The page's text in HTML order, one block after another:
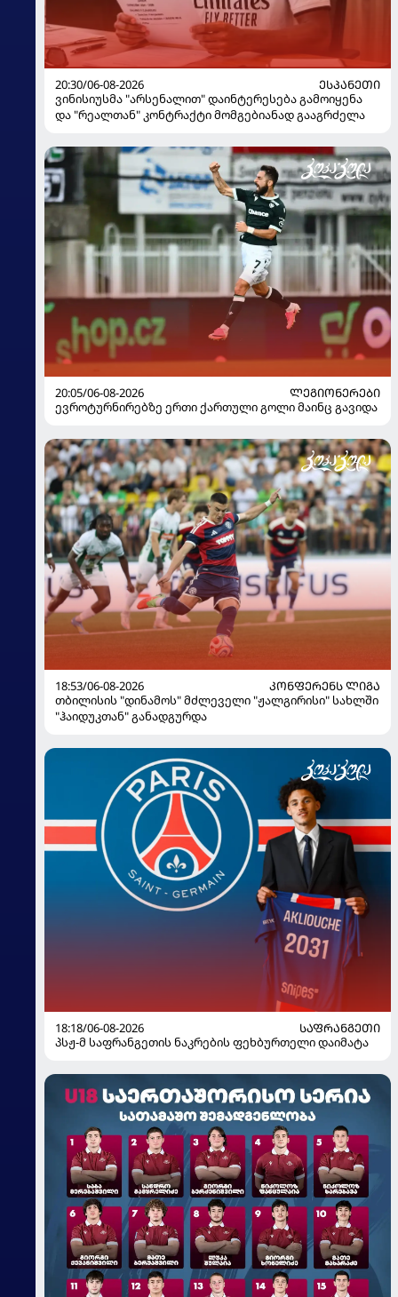
20:30/06-08-2026
ᲔᲡᲞᲐᲜᲔᲗᲘ
ვინისიუსმა "არსენალით" დაინტერესება გამოიყენა
და "რეალთან" კონტრაქტი მომგებიანად გააგრძელა
20:05/06-08-2026
ᲚᲔᲒᲘᲝᲜᲔᲠᲔᲑᲘ
ევროტურნირებზე ერთი ქართული გოლი მაინც გავიდა
18:53/06-08-2026
ᲙᲝᲜᲤᲔᲠᲔᲜᲡ ᲚᲘᲒᲐ
თბილისის "დინამოს" მძლეველი "ჟალგირისი" სახლში
"ჰაიდუკთან" განადგურდა
18:18/06-08-2026
ᲡᲐᲤᲠᲐᲜᲒᲔᲗᲘ
პსჟ-მ საფრანგეთის ნაკრების ფეხბურთელი დაიმატა